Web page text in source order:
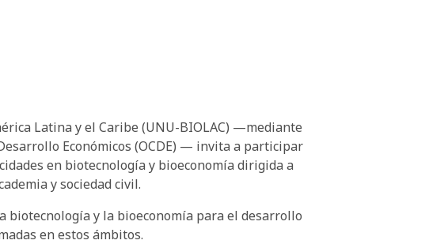
Latina y el Caribe (UNU-BIOLAC) —mediante
Económicos (OCDE) — invita a participar
en biotecnología y bioeconomía dirigida a
y sociedad civil.
biotecnología y la bioeconomía para el desarrollo
en estos ámbitos.